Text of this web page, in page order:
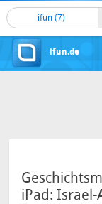
ifun (7)
ifun.de
iPad: